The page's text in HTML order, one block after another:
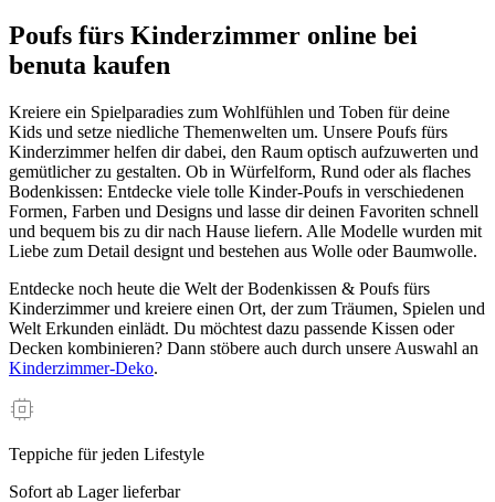
Poufs fürs Kinderzimmer online bei
benuta kaufen
Kreiere ein Spielparadies zum Wohlfühlen und Toben für deine
Kids und setze niedliche Themenwelten um. Unsere Poufs fürs
Kinderzimmer helfen dir dabei, den Raum optisch aufzuwerten und
gemütlicher zu gestalten. Ob in Würfelform, Rund oder als flaches
Bodenkissen: Entdecke viele tolle Kinder-Poufs in verschiedenen
Formen, Farben und Designs und lasse dir deinen Favoriten schnell
und bequem bis zu dir nach Hause liefern. Alle Modelle wurden mit
Liebe zum Detail designt und bestehen aus Wolle oder Baumwolle.
Entdecke noch heute die Welt der Bodenkissen & Poufs fürs
Kinderzimmer und kreiere einen Ort, der zum Träumen, Spielen und
Welt Erkunden einlädt. Du möchtest dazu passende Kissen oder
Decken kombinieren? Dann stöbere auch durch unsere Auswahl an
Kinderzimmer-Deko.
Teppiche für jeden Lifestyle
Sofort ab Lager lieferbar